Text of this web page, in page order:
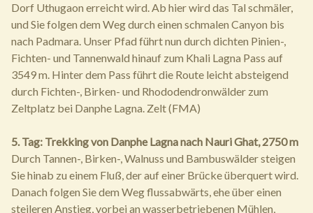
Dorf Uthugaon erreicht wird. Ab hier wird das Tal schmäler,
und Sie folgen dem Weg durch einen schmalen Canyon bis
nach Padmara. Unser Pfad führt nun durch dichten Pinien-,
Fichten- und Tannenwald hinauf zum Khali Lagna Pass auf
3549 m. Hinter dem Pass führt die Route leicht absteigend
durch Fichten-, Birken- und Rhododendronwälder zum
Zeltplatz bei Danphe Lagna. Zelt (FMA)
5. Tag: Trekking von Danphe Lagna nach Nauri Ghat, 2750 m
Durch Tannen-, Birken-, Walnuss und Bambuswälder steigen
Sie hinab zu einem Fluß, der auf einer Brücke überquert wird.
Danach folgen Sie dem Weg flussabwärts, ehe über einen
steileren Anstieg, vorbei an wasserbetriebenen Mühlen,